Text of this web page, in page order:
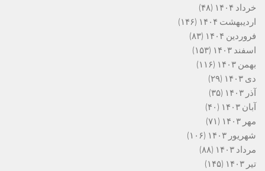
خرداد ۱۴۰۴
(۴۸)
اردیبهشت ۱۴۰۴
(۱۴۶)
فروردین ۱۴۰۴
(۸۳)
اسفند ۱۴۰۳
(۱۵۳)
بهمن ۱۴۰۳
(۱۱۶)
دی ۱۴۰۳
(۲۹)
آذر ۱۴۰۳
(۳۵)
آبان ۱۴۰۳
(۴۰)
مهر ۱۴۰۳
(۷۱)
شهریور ۱۴۰۳
(۱۰۶)
مرداد ۱۴۰۳
(۸۸)
تیر ۱۴۰۳
(۱۴۵)